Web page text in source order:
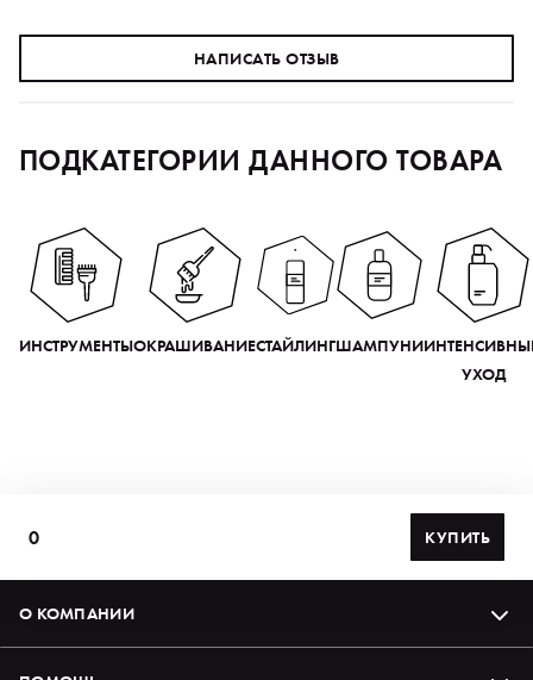
НАПИСАТЬ ОТЗЫВ
ПОДКАТЕГОРИИ ДАННОГО ТОВАРА
ИНСТРУМЕНТЫОКРАШИВАНИЕСТАЙЛИНГШАМПУНИ
УХОД
0 КУПИТЬ
О КОМПАНИИ